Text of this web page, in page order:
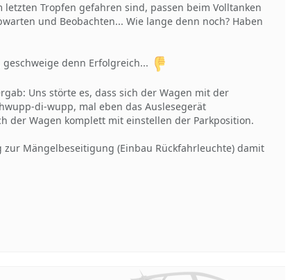
Tropfen gefahren sind, passen beim Volltanken
und Beobachten... Wie lange denn noch? Haben
denn Erfolgreich...
Uns störte es, dass sich der Wagen mit der
di-wupp, mal eben das Auslesegerät
der Wagen komplett mit einstellen der Parkposition.
Mängelbeseitigung (Einbau Rückfahrleuchte) damit